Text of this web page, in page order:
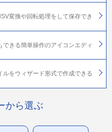
変換や回転処理をして保存でき
きる簡単操作のアイコンエディ
をウィザード形式で作成できる
から選ぶ